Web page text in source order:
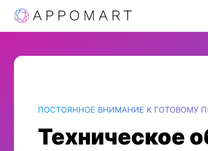
ПОСТОЯННОЕ ВНИМАНИЕ К ГОТОВОМУ
Техническое